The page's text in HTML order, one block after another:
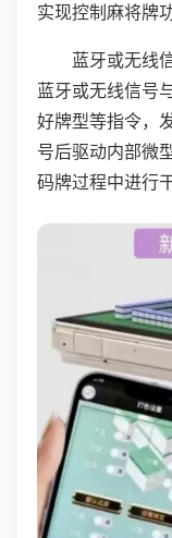
实现控制麻将牌
蓝牙或无线
蓝牙或无线信号
好牌型等指令，
号后驱动内部微
码牌过程中进行